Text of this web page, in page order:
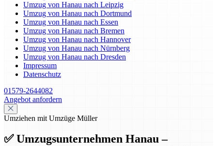
Umzug von Hanau nach Leipzig
Umzug von Hanau nach Dortmund
Umzug von Hanau nach Essen
Umzug von Hanau nach Bremen
Umzug von Hanau nach Hannover
Umzug von Hanau nach Nürnberg
Umzug von Hanau nach Dresden
Impressum
Datenschutz
01579-2644082
Angebot anfordern
Umziehen mit Umzüge Müller
✅ Umzugsunternehmen Hanau –